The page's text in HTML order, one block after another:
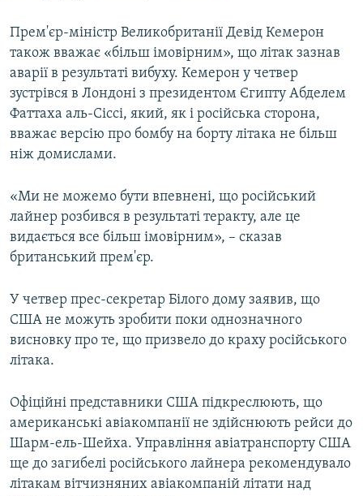
Прем'єр-міністр Великобританії Девід Кемерон
також вважає «більш імовірним», що літак зазнав
аварії в результаті вибуху. Кемерон у четвер
зустрівся в Лондоні з президентом Єгипту Абделем
Фаттаха аль-Сіссі, який, як і російська сторона,
вважає версію про бомбу на борту літака не більш
ніж домислами.
«Ми не можемо бути впевнені, що російський
лайнер розбився в результаті теракту, але це
видається все більш імовірним», – сказав
британський прем'єр.
У четвер прес-секретар Білого дому заявив, що
США не можуть зробити поки однозначного
висновку про те, що призвело до краху російського
літака.
Офіційні представники США підкреслюють, що
американські авіакомпанії не здійснюють рейси до
Шарм-ель-Шейха. Управління авіатранспорту США
ще до загибелі російського лайнера рекомендувало
літакам вітчизняних авіакомпаній літати над